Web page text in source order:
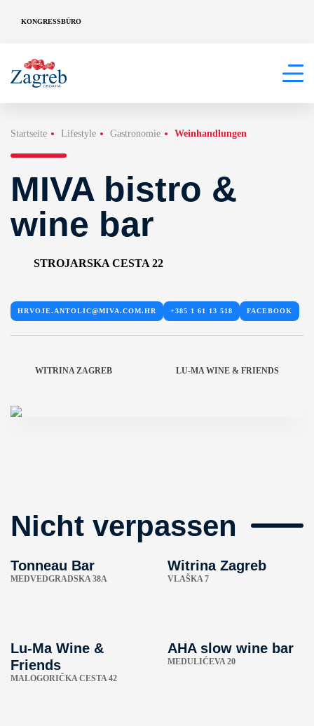
KONGRESSBÜRO
Startseite Lifestyle Gastronomie Weinhandlungen
MIVA bistro &
wine bar
STROJARSKA CESTA 22
HRVOJE.ANTOLIC@MIVA.COM.HR +385 1 61 13 518 FACEBOOK
WITRINA ZAGREB LU-MA WINE & FRIENDS
Nicht verpassen
Tonneau Bar
MEDVEDGRADSKA 38A
Witrina Zagreb
VLAŠKA 7
Lu-Ma Wine &
Friends
MALOGORIČKA CESTA 42
AHA slow wine bar
MEDULIĆEVA 20